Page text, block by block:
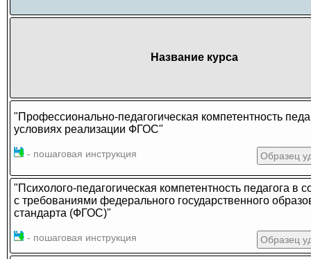
Название курса
"Профессионально-педагогическая компетентность
условиях реализации ФГОС"
- пошаговая инструкция Образец
"Психолого-педагогическая компетентность педагога в
с требованиями федерального государственного
стандарта (ФГОС)"
- пошаговая инструкция Образец